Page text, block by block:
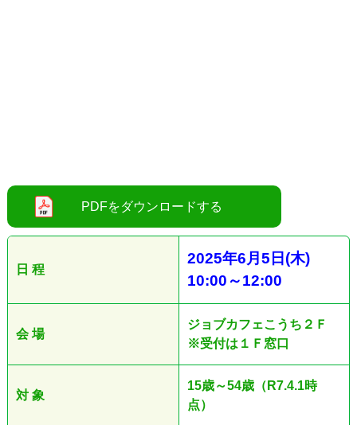
日 程
2025年6月5 日 (木)
10:00 ～12:00
会 場
ジョブカフェこうち２Ｆ
※受付は１Ｆ窓口
対 象
15歳～54歳（R7.4.1時
点）